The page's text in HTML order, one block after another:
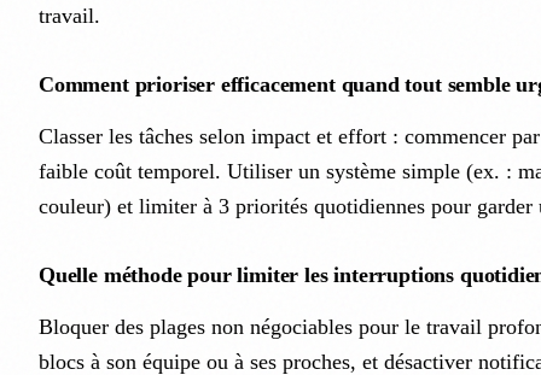
travail.
Comment prioriser efficacement quand tout semble
Classer les tâches selon impact et effort : commencer
faible coût temporel. Utiliser un système simple (ex. :
couleur) et limiter à 3 priorités quotidiennes pour garder
Quelle méthode pour limiter les interruptions
Bloquer des plages non négociables pour le travail
blocs à son équipe ou à ses proches, et désactiver